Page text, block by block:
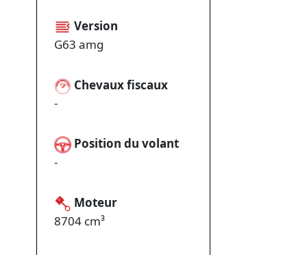
Version
G63 amg
Chevaux fiscaux
-
Position du volant
-
Moteur
8704 cm³